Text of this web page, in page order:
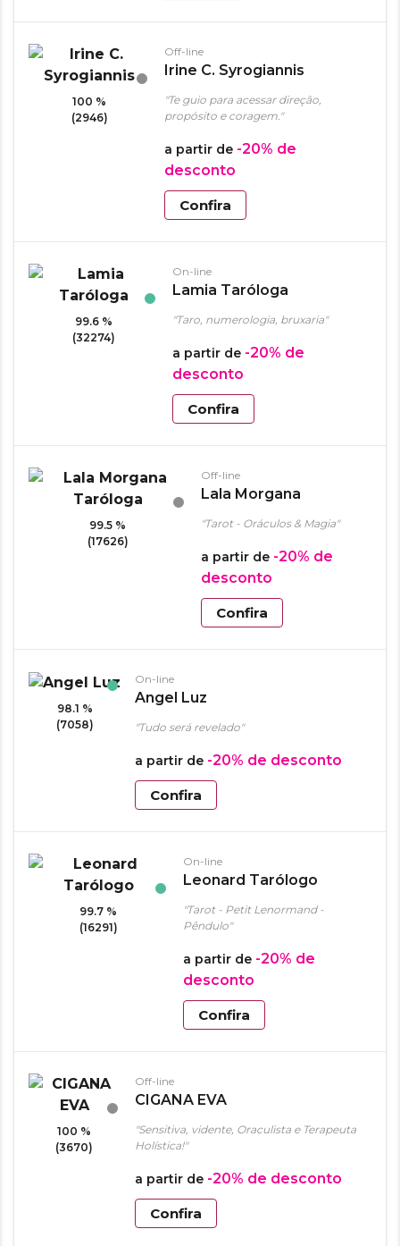
100 %
(2946)
Off-line
Irine C. Syrogiannis
"Te guio para acessar direção,
propósito e coragem."
a partir de -20% de
desconto
Confira
99.6 %
(32274)
On-line
Lamia Taróloga
"Taro, numerologia, bruxaria"
a partir de -20% de
desconto
Confira
99.5 %
(17626)
Off-line
Lala Morgana
Taróloga
"Tarot - Oráculos & Magia"
a partir de -20% de
desconto
Confira
98.1 %
(7058)
On-line
Angel Luz
"Tudo será revelado"
a partir de -20% de desconto
Confira
99.7 %
(16291)
On-line
Leonard Tarólogo
"Tarot - Petit Lenormand -
Pêndulo"
a partir de -20% de
desconto
Confira
100 %
(3670)
Off-line
CIGANA EVA
"Sensitiva, vidente, Oraculista e Terapeuta
Holística!"
a partir de -20% de desconto
Confira